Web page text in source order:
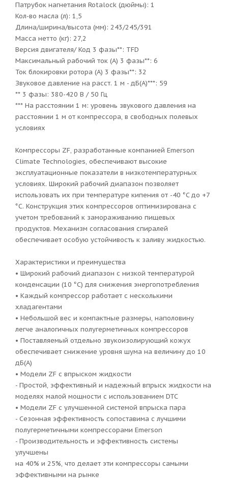
Патрубок нагнетания Rotalock (дюймы): 1
Кол-во масла (л): 1,5
Длина/ширина/высота (мм): 243/245/391
Масса нетто (кг): 27,2
Версия двигателя/ Код 3 фазы**: TFD
Максимальный рабочий ток (А) 3 фазы**: 6
Ток блокировки ротора (A) 3 фазы**: 32
Звуковое давление на расст. 1 м - дБ(А)***: 59
** 3 фазы: 380-420 В / 50 Гц
*** На расстоянии 1 м: уровень звукового давления на
расстоянии 1 м от компрессора, в свободных полевых
условиях
Компрессоры ZF, разработанные компанией Emerson
Climate Technologies, обеспечивают высокие
эксплуатационные показатели в низкотемпературных
условиях. Широкий рабочий диапазон позволяет
использовать их при температуре кипения от -40 °C до +7
°C. Конструкция этих компрессоров оптимизирована с
учетом требований к замораживанию пищевых
продуктов. Механизм согласования спиралей
обеспечивает особую устойчивость к заливу жидкостью.
Характеристики и преимущества
• Широкий рабочий диапазон с низкой температурой
конденсации (10 °C) для снижения энергопотребления
• Каждый компрессор работает с несколькими
хладагентами
• Небольшой вес и компактные размеры, наполовину
легче аналогичных полугерметичных компрессоров
• Поставляемый отдельно звукоизолирующий кожух
обеспечивает снижение уровня шума на величину до 10
дБ(А)
• Модели ZF с впрыском жидкости
- Простой, эффективный и надежный впрыск жидкости на
моделях малой мощности с использованием DTC
• Модели ZF с улучшенной системой впрыска пара
- Сезонная эффективность сопоставима с лучшими
полугерметичными компрессорами Emerson
- Производительность и эффективность системы
улучшены
на 40% и 25%, что делает эти компрессоры самыми
эффективными на рынке